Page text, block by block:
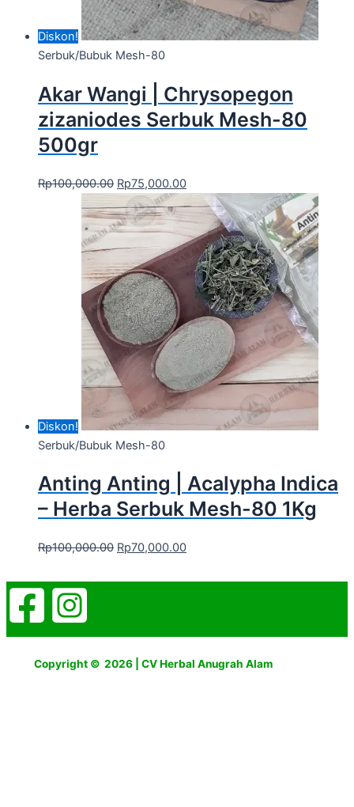
Diskon!
Serbuk/Bubuk Mesh-80
Akar Wangi | Chrysopegon
zizaniodes Serbuk Mesh-80
500gr
Rp100,000.00 Rp75,000.00
Diskon!
Serbuk/Bubuk Mesh-80
Anting Anting | Acalypha Indica
– Herba Serbuk Mesh-80 1Kg
Rp100,000.00 Rp70,000.00
Copyright © 2026 | CV Herbal Anugrah Alam